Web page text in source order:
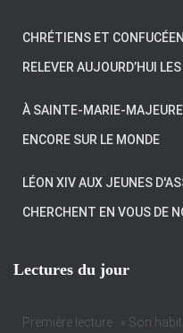
CHRÉTIENS ET
RELEVER AUJOURD’HUI
À SAINTE-MARIE-
ENCORE SUR LE MONDE
LÉON XIV AUX JEUNES
CHERCHENT EN VOUS DE
Lectures du jour
Première lecture : « Son